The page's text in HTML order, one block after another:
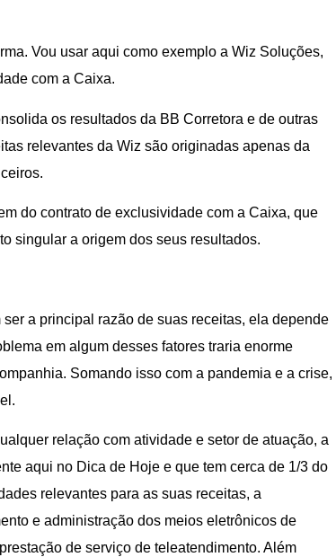
Vou usar aqui como exemplo a Wiz Soluções,
com a Caixa.
os resultados da BB Corretora e de outras
relevantes da Wiz são originadas apenas da
do contrato de exclusividade com a Caixa, que
singular a origem dos seus resultados.
a principal razão de suas receitas, ela depende
em algum desses fatores traria enorme
Somando isso com a pandemia e a crise,
relação com atividade e setor de atuação, a
aqui no Dica de Hoje e que tem cerca de 1/3 do
relevantes para as suas receitas, a
e administração dos meios eletrônicos de
de serviço de teleatendimento. Além